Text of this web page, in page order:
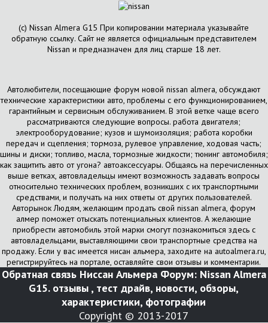
(с) Nissan Almera G15 При копировании материала указывайте
обратную ссылку. Сайт не является официальным представителем
Nissan и предназначен для лиц старше 18 лет.
Автолюбители, посещающие форум новой nissan almera, обсуждают
технические характеристики авто, проблемы с его функционированием,
гарантийным и сервисным обслуживанием. В этой ветке чаще всего
рассматриваются следующие вопросы. работа двигателя;
электрооборудование; кузов и шумоизоляция; работа коробки
передач и сцепления; тормоза, рулевое управление, ходовая часть;
шины и диски; топливо, масла, тормозные жидкости; тюнинг автомобиля;
как защитить авто от угона? автоаксессуары. Общаясь на перечисленных
выше ветках, автовладельцы имеют возможность задавать вопросы
относительно технических проблем, возникших с их транспортными
средствами, и получать на них ответы от других пользователей.
Авторынок Людям, желающим продать свой nissan almera, форум
алмер поможет отыскать потенциальных клиентов. А желающие
приобрести автомобиль этой марки смогут познакомиться здесь с
автовладельцами, выставляющими свои транспортные средства на
продажу. Если у вас имеется нисан альмера, заходите на autoalmera.ru,
регистрируйтесь на портале, оставляйте свои отзывы и комментарии.
Обратная связь Ниссан Альмера Форум: Nissan Almera
G15. отзывы , тест драйв, новости, обзоры,
характеристики, фотографии
Copyright © 2013-2017